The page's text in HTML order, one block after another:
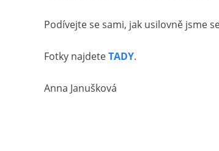
Podívejte se sami, jak usilovně jsme
Fotky najdeteTADY.
Anna Janušková